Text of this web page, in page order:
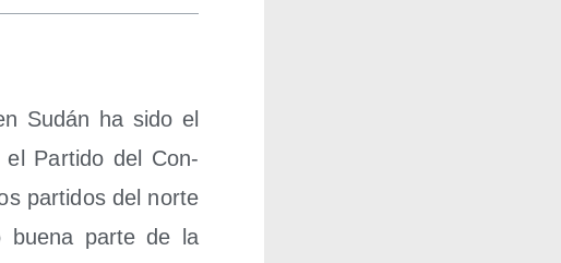
Sudán ha sido el
el Par­ti­do del Con­
par­ti­dos del nor­te
bue­na par­te de la